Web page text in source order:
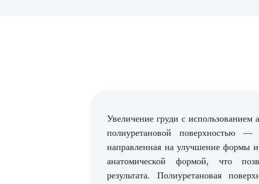
Увеличение груди с
полиуретановой поверхностью
направленная на улучшение формы
анатомической формой, что
результата. Полиуретановая